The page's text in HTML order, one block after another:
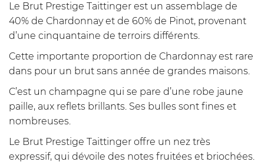
Le Brut Prestige Taittinger est un assemblage de
40% de Chardonnay et de 60% de Pinot, provenant
d’une cinquantaine de terroirs différents.
Cette importante proportion de Chardonnay est rare
dans pour un brut sans année de grandes maisons.
C’est un champagne qui se pare d’une robe jaune
paille, aux reflets brillants. Ses bulles sont fines et
nombreuses.
Le Brut Prestige Taittinger offre un nez très
expressif, qui dévoile des notes fruitées et briochées.